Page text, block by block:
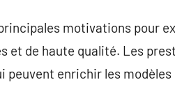
motivations pour
et de haute qualité. Les
peuvent enrichir les modèles